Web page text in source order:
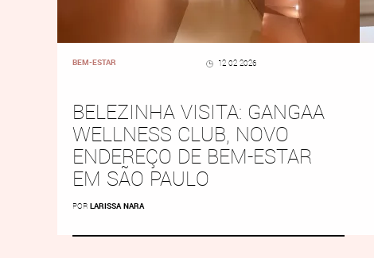
BEM-ESTAR 12 02 2026
BELEZINHA VISITA: GANGAA
WELLNESS CLUB, NOVO
ENDEREÇO DE BEM-ESTAR
EM SÃO PAULO
POR LARISSA NARA